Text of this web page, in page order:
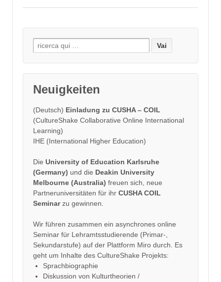
Search
for:
Neuigkeiten
(Deutsch) Einladung zu CUSHA – COIL
(CultureShake Collaborative Online International
Learning)
IHE (International Higher Education)
Die University of Education Karlsruhe
(Germany) und die Deakin University
Melbourne (Australia) freuen sich, neue
Partneruniversitäten für ihr CUSHA COIL
Seminarzu gewinnen.
Wir führen zusammen ein asynchrones online
Seminar für Lehramtsstudierende (Primar-,
Sekundarstufe) auf der Plattform Miro durch. Es
geht um Inhalte des CultureShake Projekts:
Sprachbiographie
Diskussion von Kulturtheorien /